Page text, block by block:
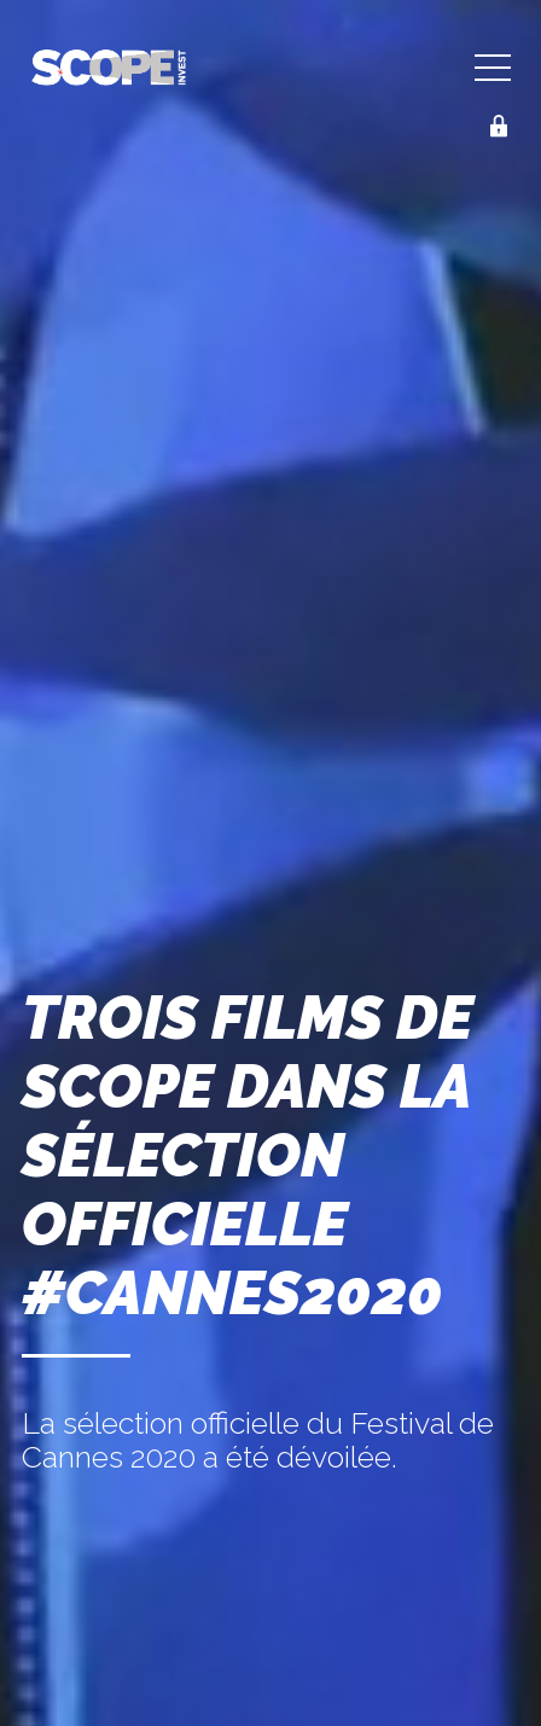
TROIS FILMS DE
SCOPE DANS LA
SÉLECTION
OFFICIELLE
#CANNES2020
La sélection officielle du Festival de
Cannes 2020 a été dévoilée.